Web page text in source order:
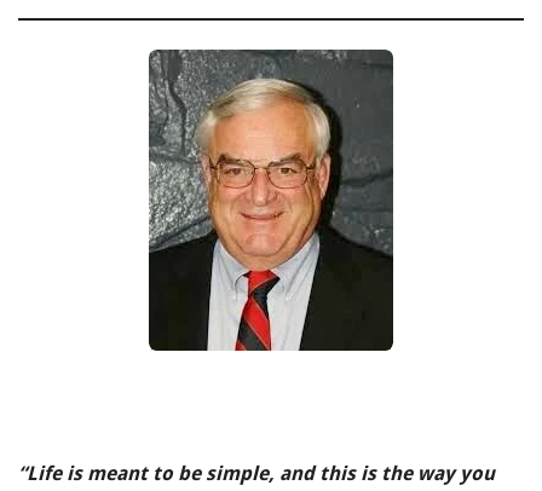
“Life is meant to be simple, and this is the way you